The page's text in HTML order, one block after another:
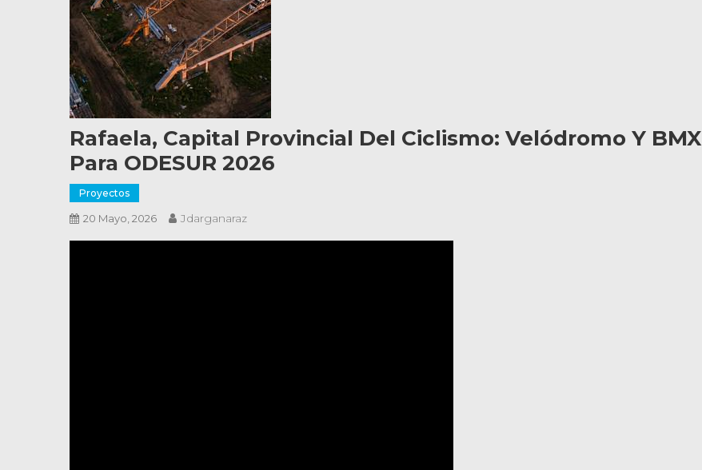
Rafaela, Capital Provincial Del Ciclismo: Velódromo Y BMX
Para ODESUR 2026
Proyectos
20 Mayo, 2026 Jdarganaraz